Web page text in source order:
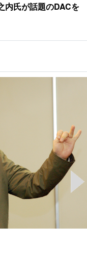
内氏が話題のDACを